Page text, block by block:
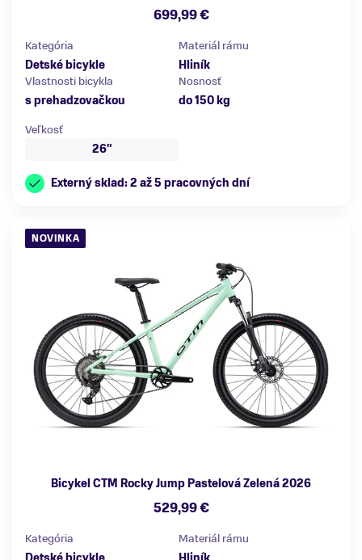
699,99 €
Kategória
Detské bicykle
Materiál rámu
Hliník
Vlastnosti bicykla
s prehadzovačkou
Nosnosť
do 150 kg
Veľkosť
26"
Externý sklad: 2 až 5 pracovných dní
NOVINKA
Bicykel CTM Rocky Jump Pastelová Zelená 2026
529,99 €
Kategória
Materiál rámu